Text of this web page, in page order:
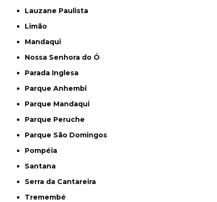
Lauzane Paulista
Limão
Mandaqui
Nossa Senhora do Ó
Parada Inglesa
Parque Anhembi
Parque Mandaqui
Parque Peruche
Parque São Domingos
Pompéia
Santana
Serra da Cantareira
Tremembé